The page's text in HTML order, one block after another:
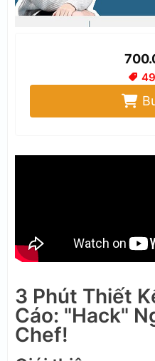
3 Phút Thiết
Cáo: "Hack"
Chef!